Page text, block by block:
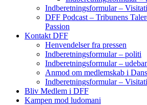
Indberetningsformular –
DFF Podcast – Tribunens
Passion
Kontakt DFF
Henvendelser fra pressen
Indberetningsformular – politi
Indberetningsformular –
Anmod om medlemskab i
Indberetningsformular –
Bliv Medlem i DFF
Kampen mod ludomani